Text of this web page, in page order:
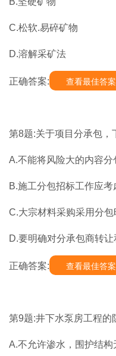
C.松软.易碎矿物
D.溶解采矿法
正确答案: 查看最佳答案
第8题:关于项目分承包，
A.不能将风险大的内容分
B.施工分包招标工作应
C.大宗材料采购采用分
D.要明确对分承包商转让
正确答案: 查看最佳答案
第9题:井下水泵房工程的
A.不允许渗水，围护结构